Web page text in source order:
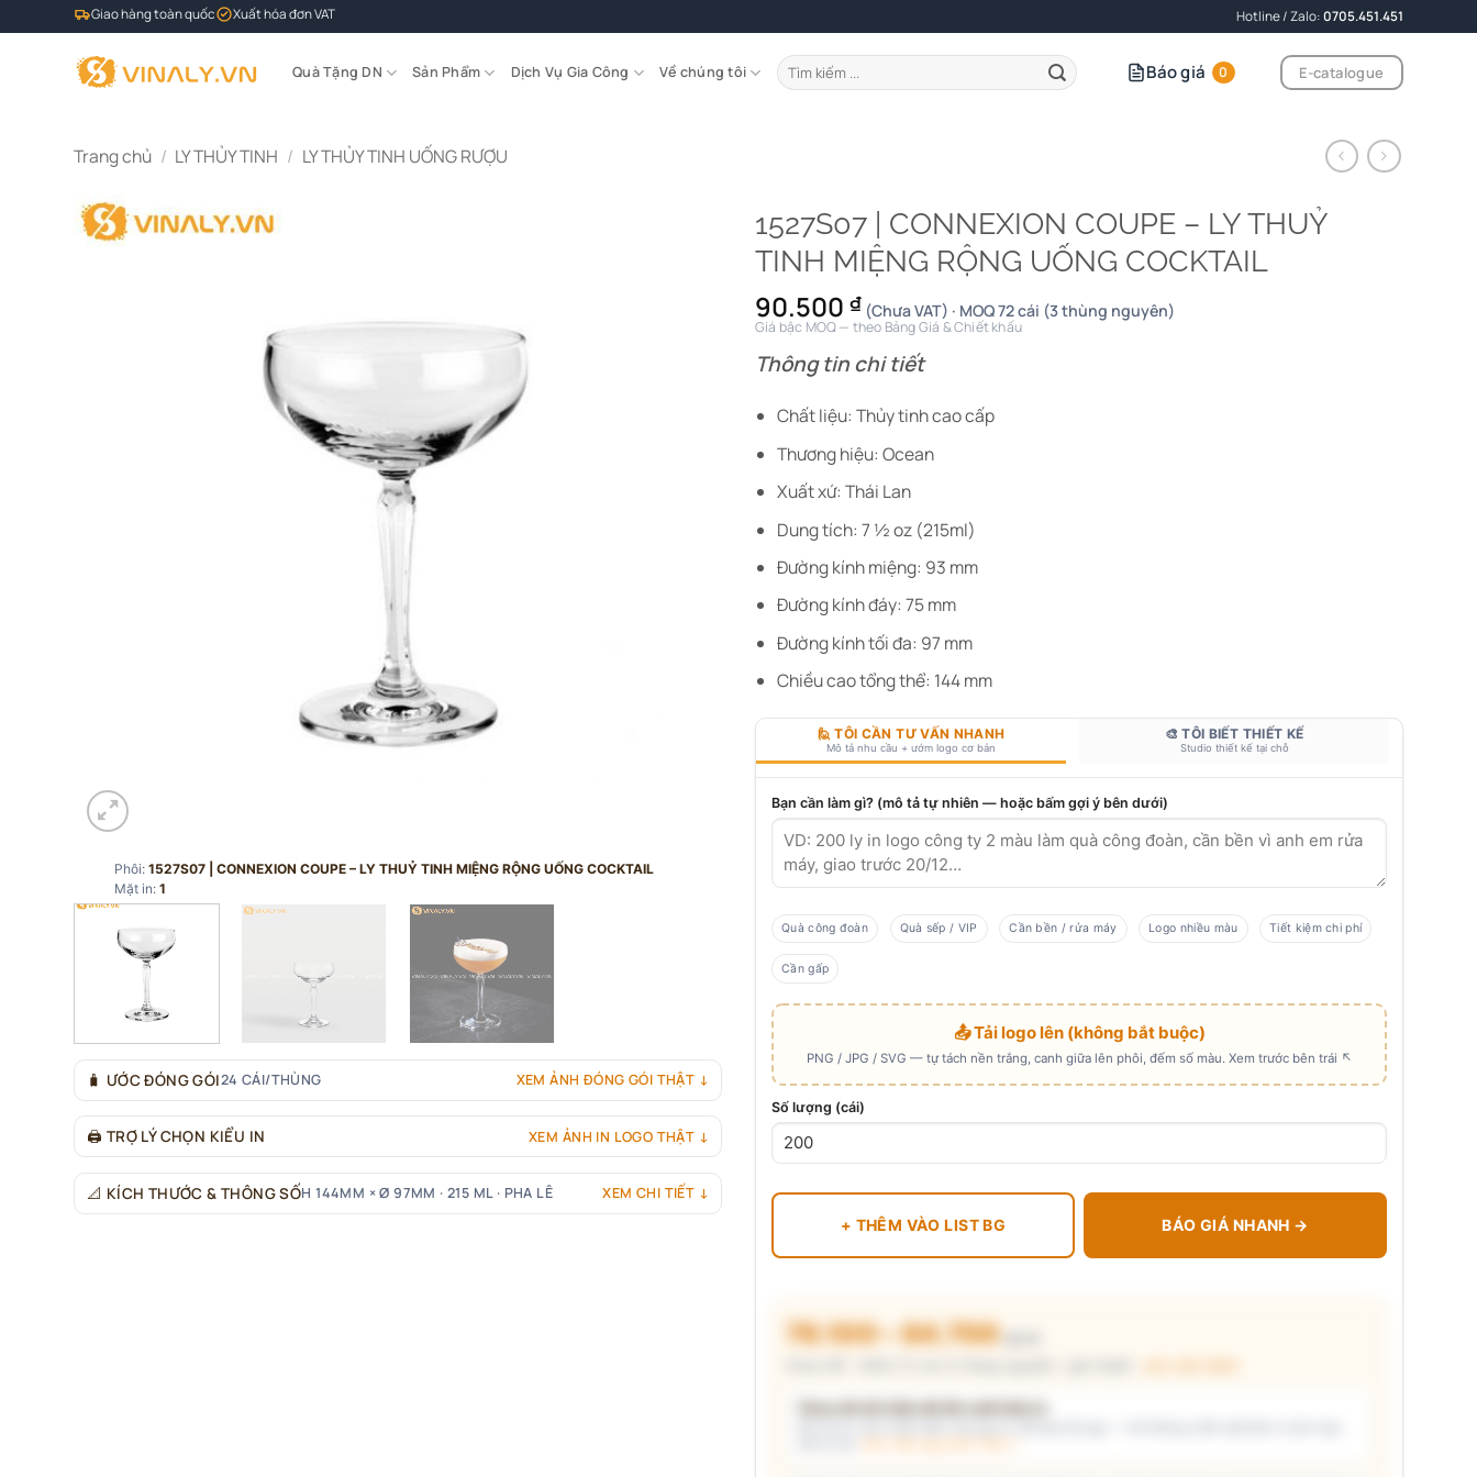
qua
Giao hàng toàn quốc Xuất hóa đơn VAT Hotline / Zalo:0705.451.451
Quà Tặng DN Sản Phẩm Dịch Vụ Gia Công Về chúng tôi
Tìm
kiếm:
Báo giá 0 E-catalogue
Trang chủ / LY THỦY TINH / LY THỦY TINH UỐNG RƯỢU
Phôi: 1527S07 | CONNEXION COUPE – LY THUỶ TINH MIỆNG RỘNG UỐNG COCKTAIL
Mặt in: 1
🧳 ƯỚC ĐÓNG GÓI24 CÁI/THÙNG XEM ẢNH ĐÓNG GÓI THẬT ↓
🖨 TRỢ LÝ CHỌN KIỂU IN XEM ẢNH IN LOGO THẬT ↓
📐 KÍCH THƯỚC & THÔNG SỐH 144MM × Ø 97MM · 215 ML · PHA LÊ XEM CHI TIẾT ↓
1527S07 | CONNEXION COUPE – LY THUỶ
TINH MIỆNG RỘNG UỐNG COCKTAIL
90.500 ₫ (Chưa VAT) · MOQ 72 cái (3 thùng nguyên)
Giá bậc MOQ — theo Bảng Giá & Chiết khấu
Thông tin chi tiết
Chất liệu: Thủy tinh cao cấp
Thương hiệu: Ocean
Xuất xứ: Thái Lan
Dung tích: 7 ½ oz (215ml)
Đường kính miệng: 93 mm
Đường kính đáy: 75 mm
Đường kính tối đa: 97 mm
Chiều cao tổng thể: 144 mm
🙋 TÔI CẦN TƯ VẤN NHANH
Mô tả nhu cầu + ướm logo cơ bản
🎨 TÔI BIẾT THIẾT KẾ
Studio thiết kế tại chỗ
Bạn cần làm gì? (mô tả tự nhiên — hoặc bấm gợi ý bên dưới)
Quà công đoàn Quà sếp / VIP Cần bền / rửa máy Logo nhiều màu Tiết kiệm chi phí
Cần gấp
📤 Tải logo lên (không bắt buộc)
PNG / JPG / SVG — tự tách nền trắng, canh giữa lên phôi, đếm số màu. Xem trước bên trái ↖
Số lượng (cái)
+ THÊM VÀO LIST BG BÁO GIÁ NHANH →
78.100 – 84.700